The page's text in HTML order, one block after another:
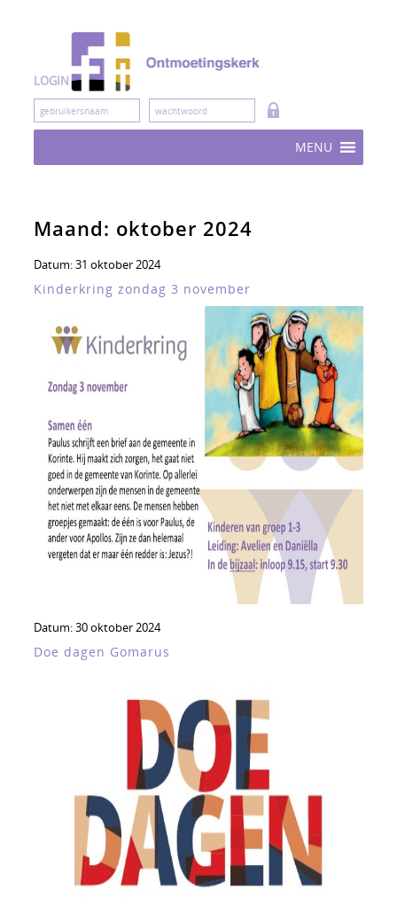
LOGIN
MENU
Maand: oktober 2024
Datum:31 oktober 2024
Kinderkring zondag 3 november
Datum:30 oktober 2024
Doe dagen Gomarus